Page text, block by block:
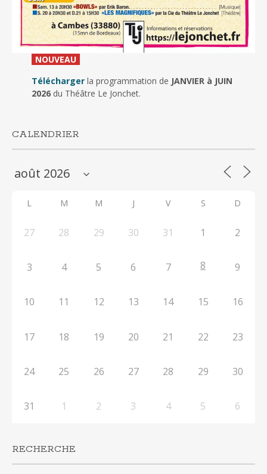
NOUVEAU_
Télécharger la programmation de JANVIER à JUIN
2026du Théâtre Le Jonchet.
CALENDRIER
L M M J V S D
27 28 29 30 31 1 2
3 4 5 6 7 8 9
10 11 12 13 14 15 16
17 18 19 20 21 22 23
24 25 26 27 28 29 30
31 1 2 3 4 5 6
RECHERCHE